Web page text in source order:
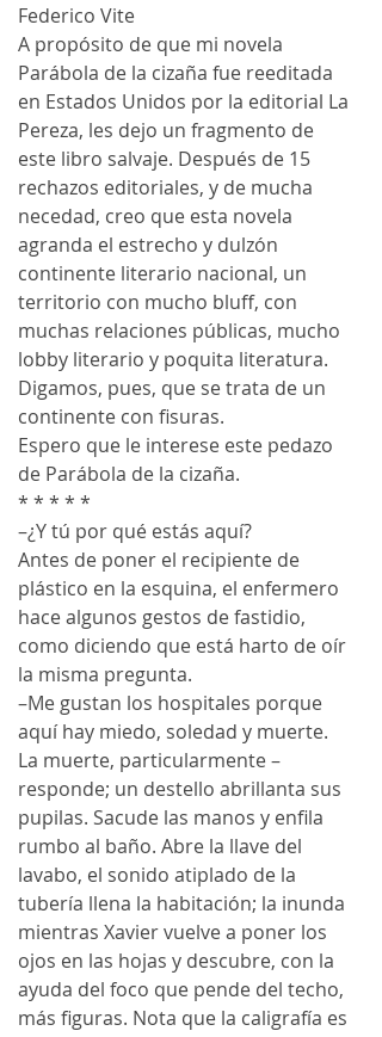
Federico Vite
A propósito de que mi novela
Parábola de la cizaña fue reeditada
en Estados Unidos por la editorial La
Pereza, les dejo un fragmento de
este libro salvaje. Después de 15
rechazos editoriales, y de mucha
necedad, creo que esta novela
agranda el estrecho y dulzón
continente literario nacional, un
territorio con mucho bluff, con
muchas relaciones públicas, mucho
lobby literario y poquita literatura.
Digamos, pues, que se trata de un
continente con fisuras.
Espero que le interese este pedazo
de Parábola de la cizaña.
* * * * *
–¿Y tú por qué estás aquí?
Antes de poner el recipiente de
plástico en la esquina, el enfermero
hace algunos gestos de fastidio,
como diciendo que está harto de oír
la misma pregunta.
–Me gustan los hospitales porque
aquí hay miedo, soledad y muerte.
La muerte, particularmente –
responde; un destello abrillanta sus
pupilas. Sacude las manos y enfila
rumbo al baño. Abre la llave del
lavabo, el sonido atiplado de la
tubería llena la habitación; la inunda
mientras Xavier vuelve a poner los
ojos en las hojas y descubre, con la
ayuda del foco que pende del techo,
más figuras. Nota que la caligrafía es